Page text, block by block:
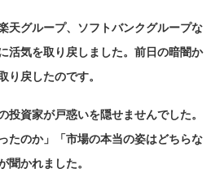
天グループ、ソフトバンクグループな
活気を取り戻しました。前日の暗闇か
り戻したのです。
投資家が戸惑いを隠せませんでした。
たのか」「市場の本当の姿はどちらな
聞かれました。